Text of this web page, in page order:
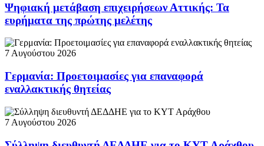
Ψηφιακή μετάβαση επιχειρήσεων Αττικής: Τα
ευρήματα της πρώτης μελέτης
7 Αυγούστου 2026
Γερμανία: Προετοιμασίες για επαναφορά
εναλλακτικής θητείας
7 Αυγούστου 2026